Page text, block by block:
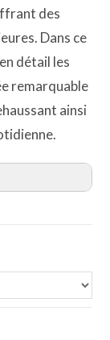
des
Dans ce
détail les
remarquable
ainsi